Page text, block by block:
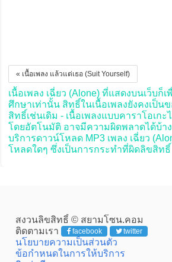
« เนื้อเพลง แล้วแต่เธอ (Suit Yourself)
เนื้อเพลง เฉี่ยว (Alone) ที่แสดงบนเว็บก็
ศึกษาเท่านั้น สิทธิ์ในเนื้อเพลงยังคงเป็น
สิทธิ์เช่นเดิม - เนื้อเพลงแบบคาราโอเก
โดยอัตโนมัติ อาจมีความผิดพลาดได้บ้า
บริการดาวน์โหลด MP3 เพลง เฉี่ยว
โหลดใดๆ ซึ่งเป็นการกระทำที่ผิดลิขสิทธิ์
สงวนลิขสิทธิ์ © สยามโซน.คอม
ติดตามเรา
facebook twitter
นโยบายความเป็นส่วนตัว
ข้อกำหนดในการให้บริการ